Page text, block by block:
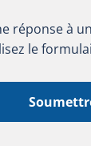
réponse à
le